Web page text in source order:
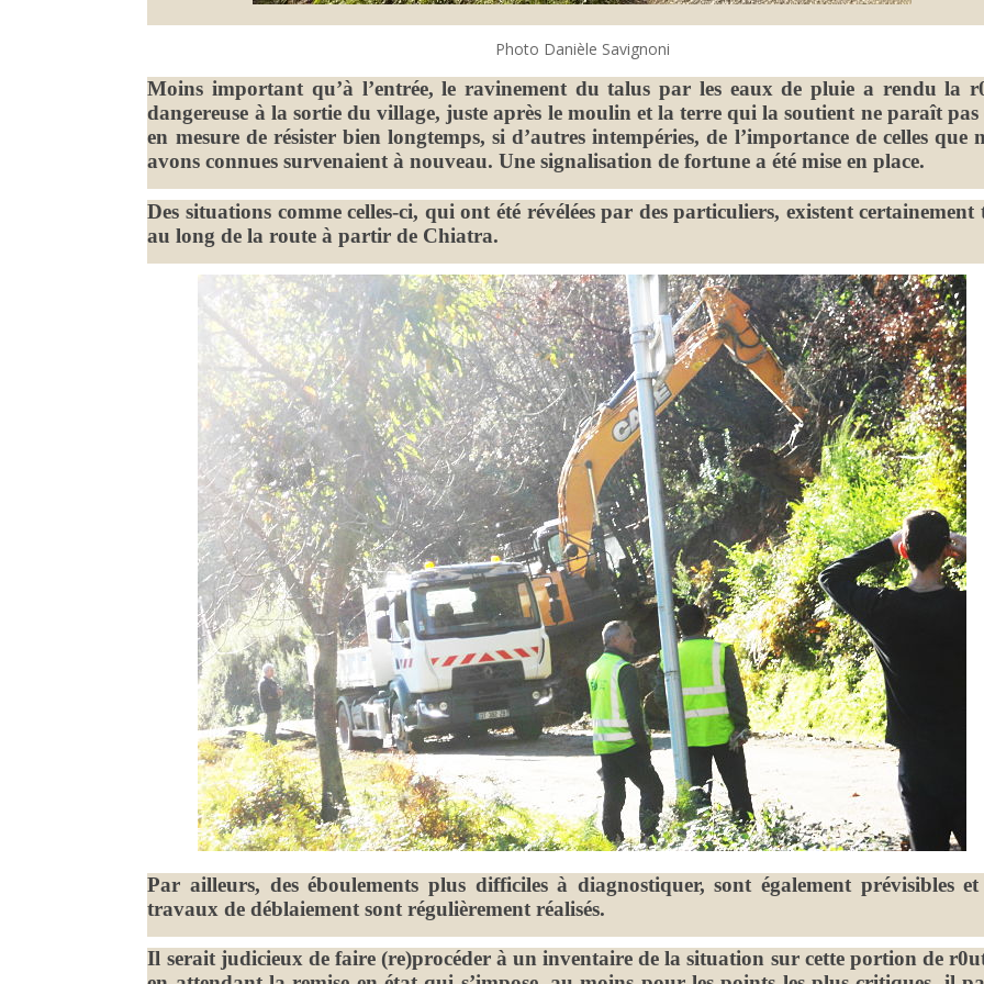
Photo Danièle Savignoni
Moins important qu’à l’entrée, le ravinement du talus par les eaux de pluie a rendu la
dangereuse à la sortie du village, juste après le moulin et la terre qui la soutient ne paraît pas
en mesure de résister bien longtemps, si d’autres intempéries, de l’importance de celles que
avons connues survenaient à nouveau. Une signalisation de fortune a été mise en place.
Des situations comme celles-ci, qui ont été révélées par des particuliers, existent certainement
au long de la route à partir de Chiatra.
Par ailleurs, des éboulements plus difficiles à diagnostiquer, sont également prévisibles et
travaux de déblaiement sont régulièrement réalisés.
Il serait judicieux de faire (re)procéder à un inventaire de la situation sur cette portion de